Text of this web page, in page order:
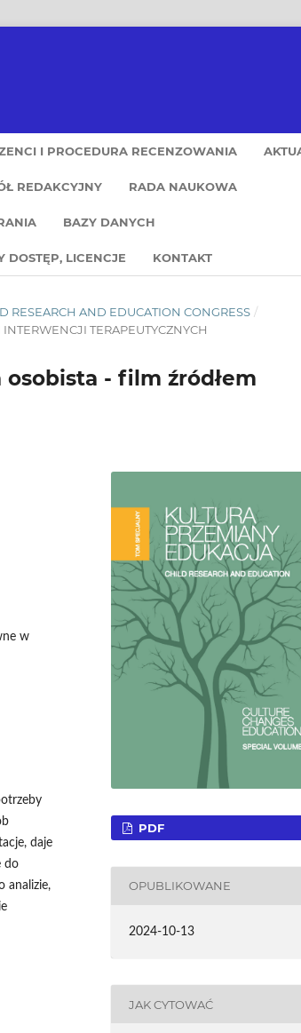
I PROCEDURA RECENZOWANIA
REDAKCYJNY RADA NAUKOWA
BAZY DANYCH
DOSTĘP, LICENCJE KONTAKT
RESEARCH AND EDUCATION CONGRESS /
TERAPEUTYCZNYCH
- film źródłem
w
daje
do
analizie,
PDF
OPUBLIKOWANE
2024-10-13
JAK CYTOWAĆ